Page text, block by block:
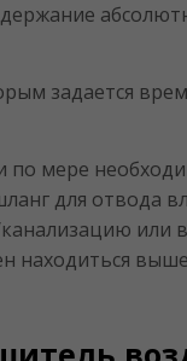
задается
мере
для отвода